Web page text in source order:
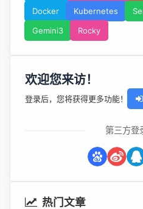
Docker
Kubernetes
Gemini3
Rocky
欢迎您来访！
登录后，您将获得更多功能！
第三方登
热门文章